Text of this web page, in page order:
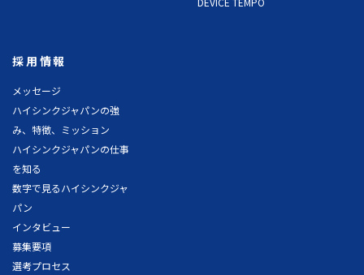
採用情報
メッセージ
ハイシンクジャパンの強
み、特徴、ミッション
ハイシンクジャパンの仕事
を知る
数字で見るハイシンクジャ
パン
インタビュー
募集要項
選考プロセス